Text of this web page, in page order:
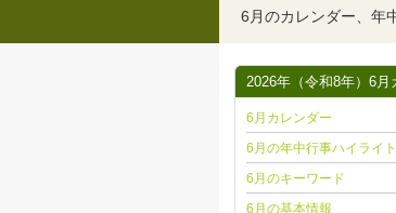
6月のカレンダー、年
2026年（令和8年）6月
6月カレンダー
6月の年中行事ハイライト
6月のキーワード
6月の基本情報